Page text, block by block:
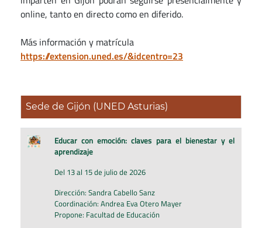
online, tanto en directo como en diferido.
Más información y matrícula
https://extension.uned.es/&idcentro=23
Sede de Gijón (UNED Asturias)
Educar con emoción: claves para el bienestar y el
aprendizaje
Del 13 al 15 de julio de 2026
Dirección: Sandra Cabello Sanz
Coordinación: Andrea Eva Otero Mayer
Propone: Facultad de Educación